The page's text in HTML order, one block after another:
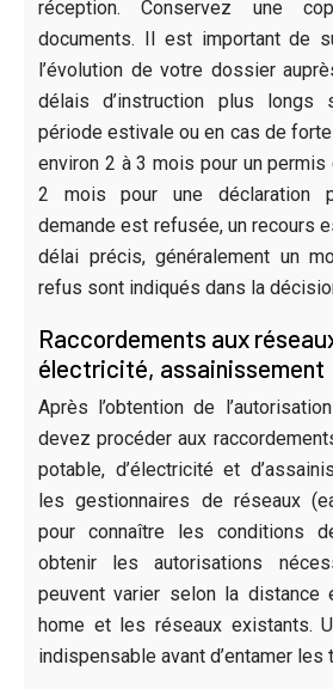
réception. Conservez une
documents. Il est important de
l’évolution de votre dossier
délais d’instruction plus longs
période estivale ou en cas de
environ 2 à 3 mois pour un
2 mois pour une déclaration
demande est refusée, un recours
délai précis, généralement un
refus sont indiqués dans la
Raccordements aux
électricité, assainissement
Après l’obtention de
devez procéder aux
potable, d’électricité et
les gestionnaires de réseaux
pour connaître les conditions
obtenir les autorisations
peuvent varier selon la distance
home et les réseaux existants.
indispensable avant d’entamer les